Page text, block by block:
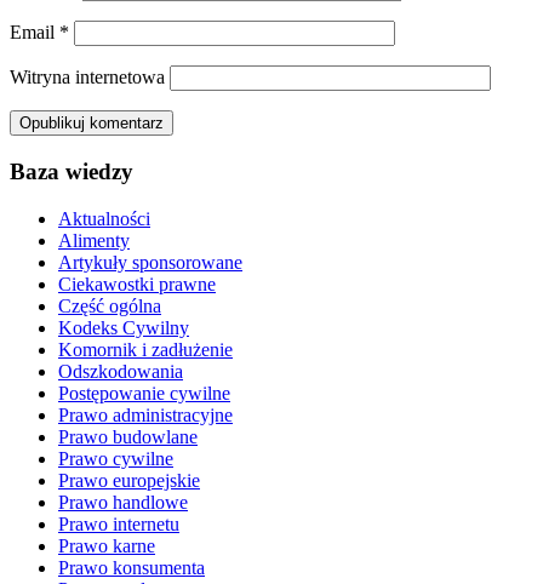
Email *
Witryna internetowa
Baza wiedzy
Aktualności
Alimenty
Artykuły sponsorowane
Ciekawostki prawne
Część ogólna
Kodeks Cywilny
Komornik i zadłużenie
Odszkodowania
Postępowanie cywilne
Prawo administracyjne
Prawo budowlane
Prawo cywilne
Prawo europejskie
Prawo handlowe
Prawo internetu
Prawo karne
Prawo konsumenta